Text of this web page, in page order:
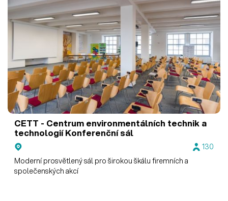
CETT - Centrum environmentálních technik a
technologiíKonferenční sál
130
Moderní prosvětlený sál pro širokou škálu firemních a
společenských akcí